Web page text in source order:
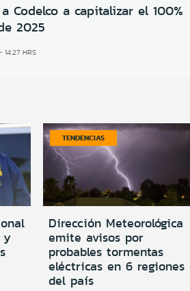
Codelco a capitalizar el 100%
2025
HRS
y
TENDENCIAS
Dirección Meteorológica
emite avisos por
probables tormentas
eléctricas en 6 regiones
del país